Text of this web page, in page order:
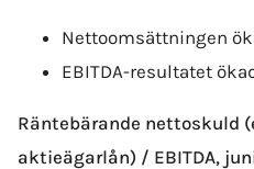
Nettoomsättningen
EBITDA-resultatet
Räntebärande nettoskuld
aktieägarlån) / EBITDA,